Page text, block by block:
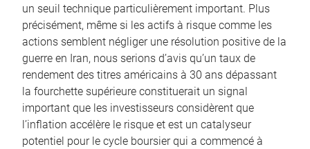
un seuil technique particulièrement important. Plus
précisément, même si les actifs à risque comme les
actions semblent négliger une résolution positive de la
guerre en Iran, nous serions d’avis qu’un taux de
rendement des titres américains à 30 ans dépassant
la fourchette supérieure constituerait un signal
important que les investisseurs considèrent que
l’inflation accélère le risque et est un catalyseur
potentiel pour le cycle boursier qui a commencé à